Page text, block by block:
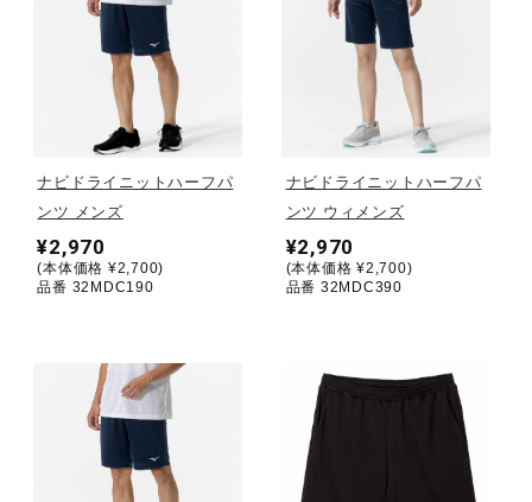
ライフスタイルグッズ
インナー
寝具／ミズノスリープ
アウトドア／レイン
サポーター
健康／エクササイズ
ナビドライニットハーフパ
ンツ メンズ
¥2,970
(本体価格 ¥2,700)
品番 32MDC190
ナビドライニットハーフパ
ンツ ウィメンズ
¥2,970
(本体価格 ¥2,700)
品番 32MDC390